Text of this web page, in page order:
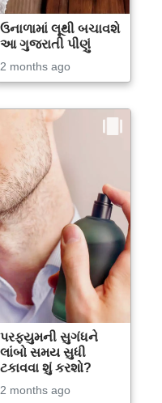
ઉનાળામાં લૂથી બચાવશે
આ ગુજરાતી પીણું
2 months ago
પરફ્યુમની સુગંધને
લાંબો સમય સુધી
ટકાવવા શું કરશો?
2 months ago